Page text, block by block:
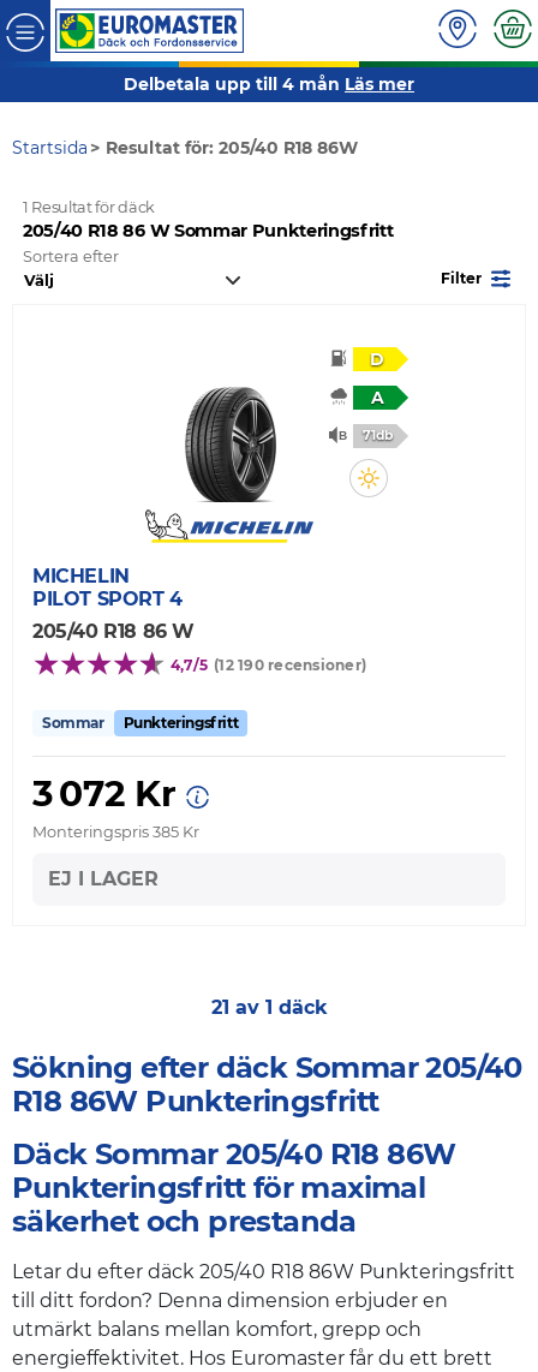
Delbetala upp till 4 mån Läs mer
Startsida Resultat för: 205/40 R18 86W
1 Resultat för däck
205/40 R18 86 W Sommar Punkteringsfritt
Sortera efter
Filter
D
A
71db
MICHELIN
PILOT SPORT 4
205/40 R18 86 W
4,7/5 (12 190 recensioner)
Sommar Punkteringsfritt
3 072 Kr
Monteringspris 385 Kr
EJ I LAGER
21 av 1 däck
Sökning efter däck Sommar 205/40
R18 86W Punkteringsfritt
Däck Sommar 205/40 R18 86W
Punkteringsfritt för maximal
säkerhet och prestanda
Letar du efter däck 205/40 R18 86W Punkteringsfritt
till ditt fordon? Denna dimension erbjuder en
utmärkt balans mellan komfort, grepp och
energieffektivitet. Hos Euromaster får du ett brett